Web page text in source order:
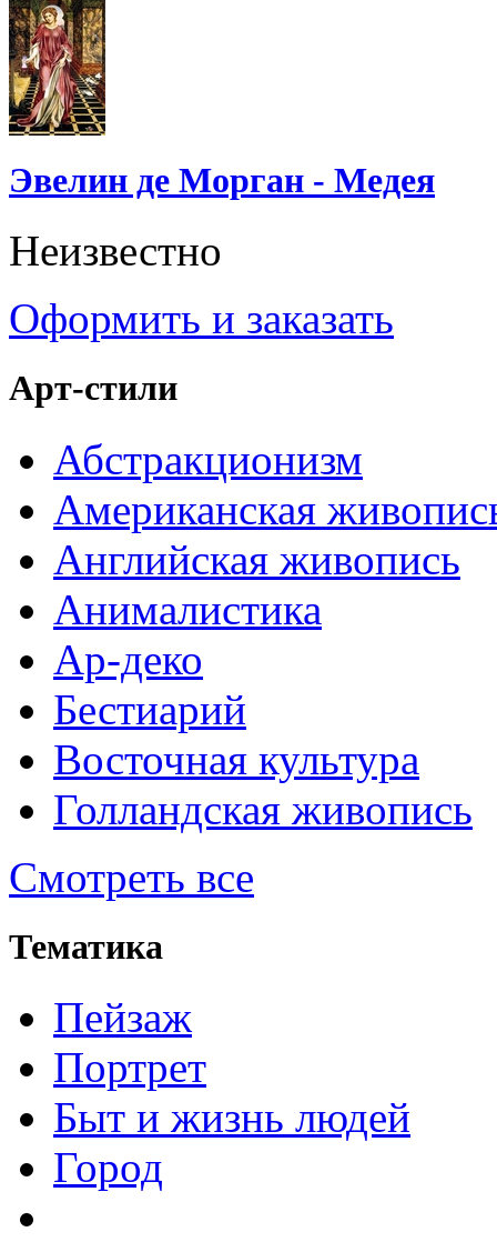
Эвелин де Морган - Медея
Неизвестно
Оформить и заказать
Арт-стили
Абстракционизм
Американская
Английская живопись
Анималистика
Ар-деко
Бестиарий
Восточная культура
Голландская живопись
Смотреть все
Тематика
Пейзаж
Портрет
Быт и жизнь людей
Город